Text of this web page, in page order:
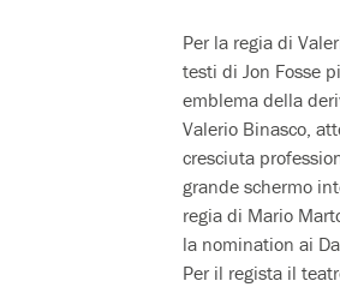
Per la regia di
testi di Jon Fosse
emblema della
Valerio Binasco,
cresciuta
grande schermo
regia di Mario
la nomination ai
Per il regista il